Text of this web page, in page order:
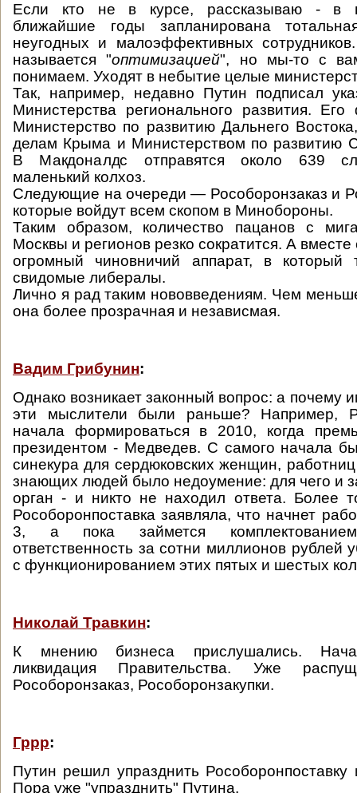
Если кто не в курсе, рассказываю - в
ближайшие годы запланирована
неугодных и малоэффективных
называется "оптимизацией", но мы-то с
понимаем. Уходят в небытие целые
Так, например, недавно Путин подписал
Министерства регионального развития. Его
Министерство по развитию Дальнего
делам Крыма и Министерством по развитию
В Макдоналдс отправятся около 639
маленький колхоз.
Следующие на очереди — Рособоронзаказ и
которые войдут всем скопом в Минобороны.
Таким образом, количество пацанов с
Москвы и регионов резко сократится. А
огромный чиновничий аппарат, в который
свидомые либералы.
Лично я рад таким нововведениям. Чем
она более прозрачная и независмая.
Вадим Грибунин:
Однако возникает законный вопрос: а почему
эти мыслители были раньше? Например,
начала формироваться в 2010, когда
президентом - Медведев. С самого начала
синекура для сердюковских женщин,
знающих людей было недоумение: для чего и
орган - и никто не находил ответа. Более
Рособоронпоставка заявляла, что начнет
3, а пока займется
ответственность за сотни миллионов рублей
с функционированием этих пятых и шестых
Николай Травкин:
К мнению бизнеса прислушались.
ликвидация Правительства. Уже
Рособоронзаказ, Рособоронзакупки.
Гррр:
Путин решил упразднить Рособоронпоставку
Пора уже "упразднить" Путина.